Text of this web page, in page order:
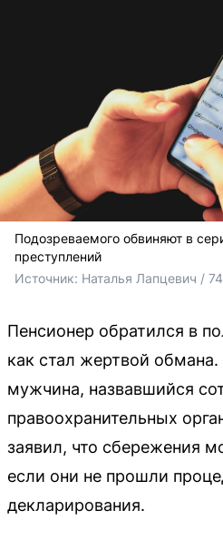
Подозреваемого обвиняют в
преступлений
Источник: Наталья Лапцевич /
Пенсионер обратился в
как стал жертвой
мужчина, назвавшийся
правоохранительных
заявил, что сбережения
если они не прошли
декларирования.